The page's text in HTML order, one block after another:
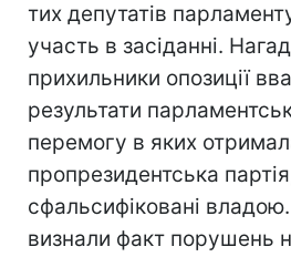
тих депутатів
участь в засіданні.
прихильники опозиції
результати
перемогу в яких
пропрезидентська
сфальсифіковані
визнали факт порушень